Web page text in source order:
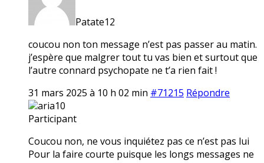
Patate12
coucou non ton message n’est pas passer au matin.
j’espère que malgrer tout tu vas bien et surtout que
l’autre connard psychopate ne t’a rien fait !
31 mars 2025 à 10 h 02 min #71215 Répondre
aria10
Participant
Coucou non, ne vous inquiétez pas ce n’est pas lui
Pour la faire courte puisque les longs messages ne